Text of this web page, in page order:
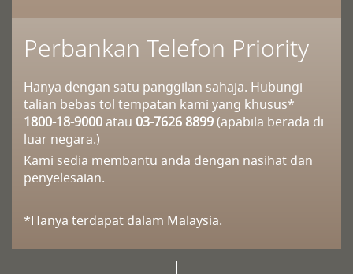
Perbankan Telefon Priority
Hanya dengan satu panggilan sahaja. Hubungi
talian bebas tol tempatan kami yang khusus*
1800-18-9000atau 03-7626 8899(apabila berada di
luar negara.)
Kami sedia membantu anda dengan nasihat dan
penyelesaian.
*Hanya terdapat dalam Malaysia.